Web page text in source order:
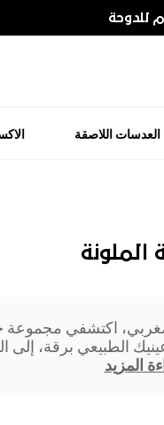
للدوحة
العدسات اللاصقة
الملونة
اكتشفي مجموعة
الطبيعي برقة، إلى
المزيد